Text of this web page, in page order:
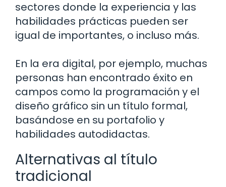
sectores donde la experiencia y las
habilidades prácticas pueden ser
igual de importantes, o incluso más.
En la era digital, por ejemplo, muchas
personas han encontrado éxito en
campos como la programación y el
diseño gráfico sin un título formal,
basándose en su portafolio y
habilidades autodidactas.
Alternativas al título
tradicional